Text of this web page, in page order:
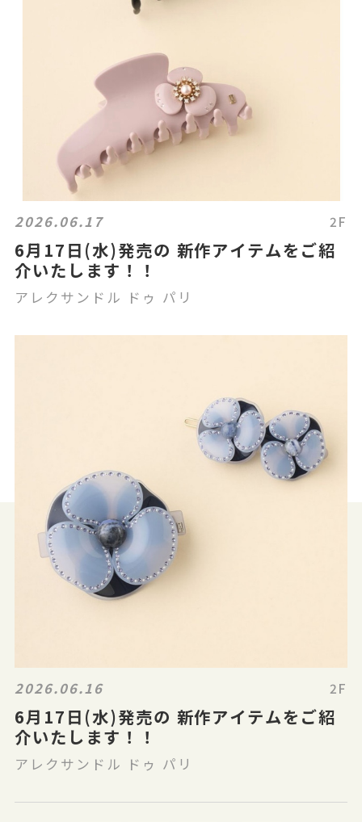
2026.06.17 2F
6月17日(水)発売の 新作アイテムをご紹
介いたします！！
アレクサンドル ドゥ パリ
2026.06.16 2F
6月17日(水)発売の 新作アイテムをご紹
介いたします！！
アレクサンドル ドゥ パリ